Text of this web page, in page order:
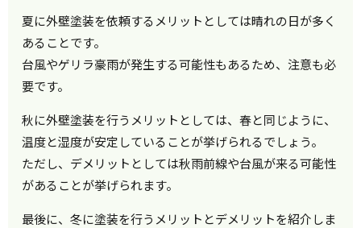
夏に外壁塗装を依頼するメリットとしては晴れの日が多く
あることです。
台風やゲリラ豪雨が発生する可能性もあるため、注意も必
要です。
秋に外壁塗装を行うメリットとしては、春と同じように、
温度と湿度が安定していることが挙げられるでしょう。
ただし、デメリットとしては秋雨前線や台風が来る可能性
があることが挙げられます。
最後に、冬に塗装を行うメリットとデメリットを紹介しま